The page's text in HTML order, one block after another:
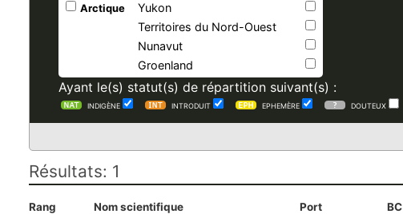
Arctique
Yukon
Territoires du Nord-Ouest
Nunavut
Groenland
Ayant le(s) statut(s) de répartition suivant(s) :
INDIGÈNE INTRODUIT EPHEMÈRE DOUTEUX
Résultats: 1
Rang Nom scientifique Port BC